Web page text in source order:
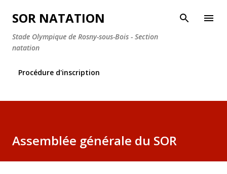
Accéder au contenu principal
SOR NATATION
Stade Olympique de Rosny-sous-Bois - Section
natation
Procédure d'inscription
Assemblée générale du SOR